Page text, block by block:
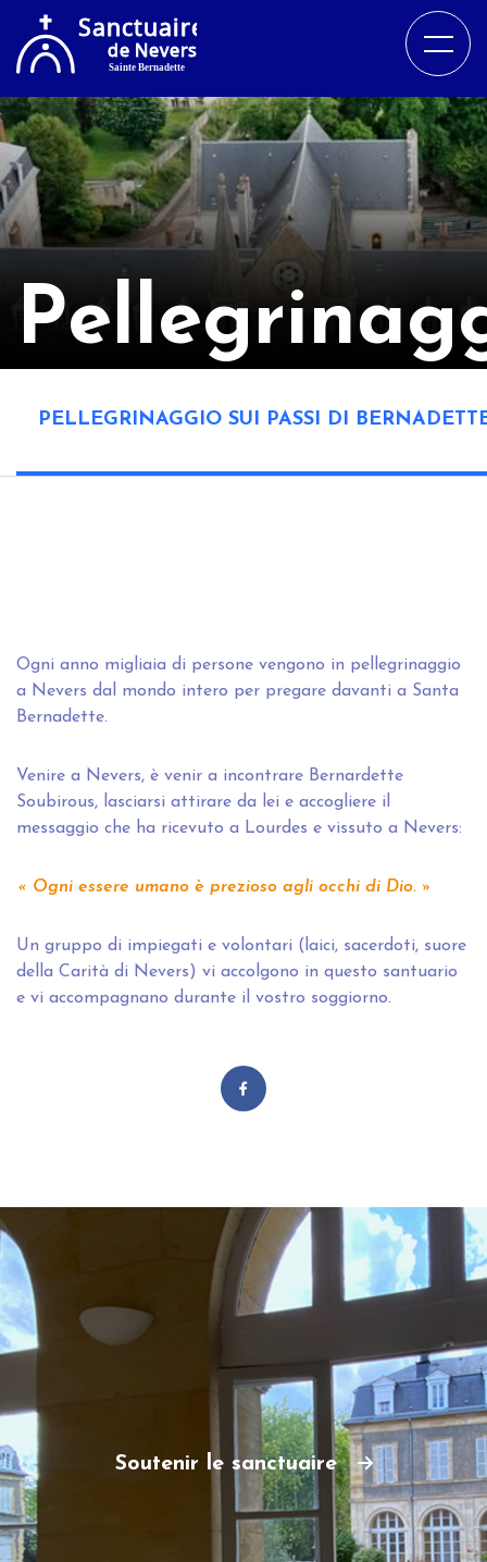
PELLEGRINAGGIO SUI PASSI DI
Ogni anno migliaia di persone vengono in pellegrinaggio
a Nevers dal mondo intero per pregare davanti a Santa
Bernadette.
Venire a Nevers, è venir a incontrare Bernardette
Soubirous, lasciarsi attirare da lei e accogliere il
messaggio che ha ricevuto a Lourdes e vissuto a Nevers:
Ogni essere umano è prezioso agli occhi di Dio.
Un gruppo di impiegati e volontari (laici, sacerdoti, suore
della Carità di Nevers) vi accolgono in questo santuario
e vi accompagnano durante il vostro soggiorno.
Soutenir le sanctuaire